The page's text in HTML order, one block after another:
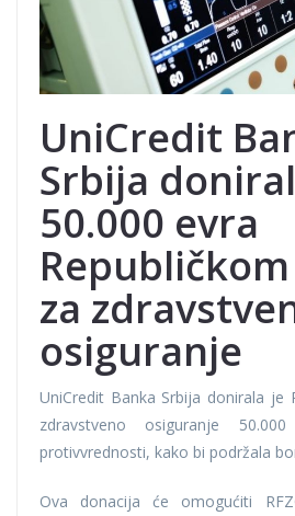
UniCredit
Srbija
50.000 evra
za
osiguranje
UniCredit Banka Srbija donirala je
zdravstveno osiguranje
protivvrednosti, kako bi podržala
Ova donacija će omogućiti